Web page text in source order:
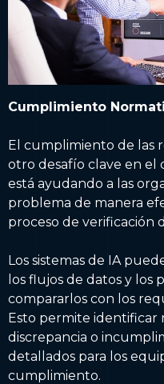
Cumplimiento
El cumplimiento de las
otro desafío clave en el
está ayudando a las
problema de manera
proceso de verificación
Los sistemas de IA
los flujos de datos y los
compararlos con los
Esto permite
discrepancia o
detallados para los
cumplimiento.